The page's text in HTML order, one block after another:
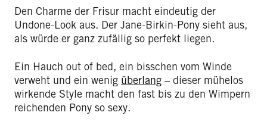
Den Charme der Frisur macht eindeutig der
Undone-Look aus. Der Jane-Birkin-Pony sieht aus,
als würde er ganz zufällig so perfekt liegen.
Ein Hauch out of bed, ein bisschen vom Winde
verweht und ein wenig überlang – dieser mühelos
wirkende Style macht den fast bis zu den Wimpern
reichenden Pony so sexy.